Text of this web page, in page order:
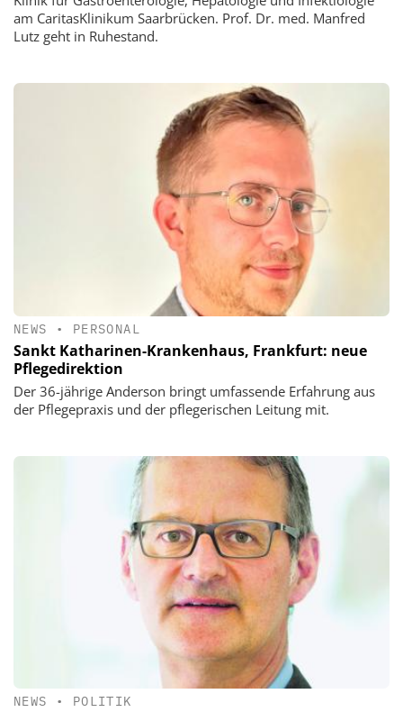
am CaritasKlinikum Saarbrücken. Prof. Dr. med. Manfred
Lutz geht in Ruhestand.
NEWS • PERSONAL
Sankt Katharinen-Krankenhaus, Frankfurt: neue
Pflegedirektion
Der 36-jährige Anderson bringt umfassende Erfahrung aus
der Pflegepraxis und der pflegerischen Leitung mit.
NEWS • POLITIK